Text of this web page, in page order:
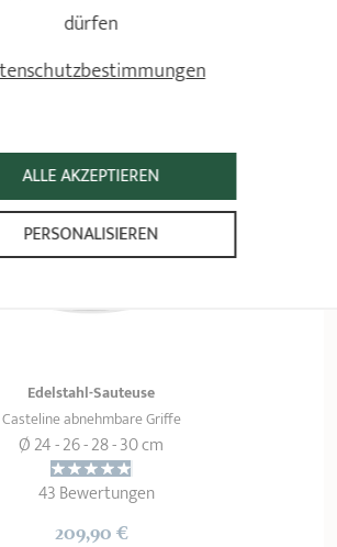
PUTENBRUST MIT
VERWENDETE C
Edelstahl-Sauteuse
Casteline abnehmbare Griffe
Ø 24 - 26 - 28 - 30 cm
43 Bewertungen
209,90 €
dürfen
ALLE AKZEPTIEREN
PERSONALISIEREN